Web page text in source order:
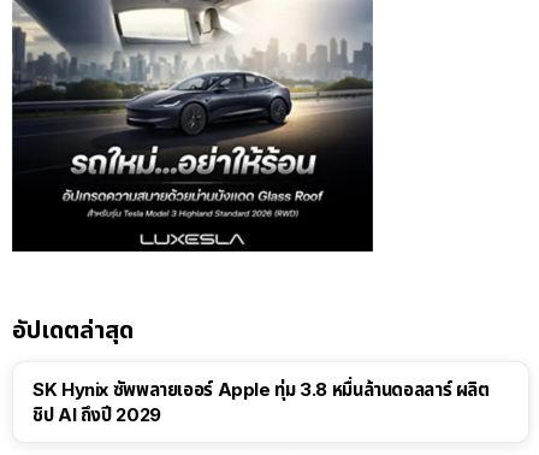
อัปเดตล่าสุด
SK Hynix ซัพพลายเออร์ Apple ทุ่ม 3.8 หมื่นล้านดอลลาร์ ผลิต
ชิป AI ถึงปี 2029